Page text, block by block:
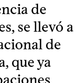
de
se llevó a
de
que ya